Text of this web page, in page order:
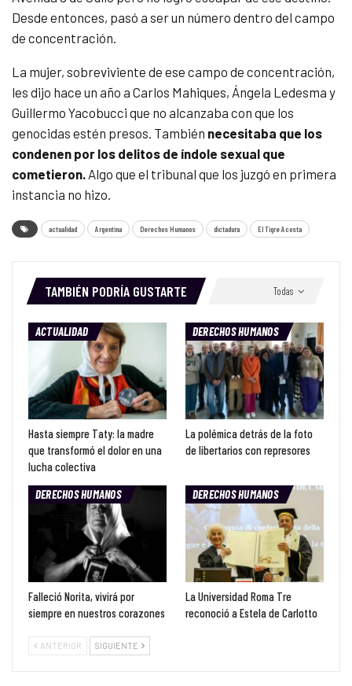
Desde entonces, pasó a ser un número dentro del campo
de concentración.
La mujer, sobreviviente de ese campo de concentración,
les dijo hace un año a Carlos Mahiques, Ángela Ledesma y
Guillermo Yacobucci que no alcanzaba con que los
genocidas estén presos. También necesitaba que los
condenen por los delitos de índole sexual que
cometieron. Algo que el tribunal que los juzgó en primera
instancia no hizo.
actualidad Argentina Derechos Humanos dictadura El Tigre Acosta
Todas
TAMBIÉN PODRÍA GUSTARTE
ACTUALIDAD
Hasta siempre Taty: la madre
que transformó el dolor en una
lucha colectiva
DERECHOS HUMANOS
La polémica detrás de la foto
de libertarios con represores
DERECHOS HUMANOS
Falleció Norita, vivirá por
siempre en nuestros corazones
DERECHOS HUMANOS
La Universidad Roma Tre
reconoció a Estela de Carlotto
ANTERIOR SIGUIENTE